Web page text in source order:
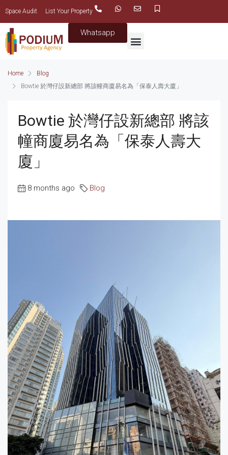
Space Audit List Your Property
Whatsapp
Home
Blog
Bowtie 於灣仔設新總部 將該幢商廈易名為「保泰人壽大廈」
Bowtie 於灣仔設新總部 將該
幢商廈易名為「保泰人壽大
廈」
8 months ago Blog